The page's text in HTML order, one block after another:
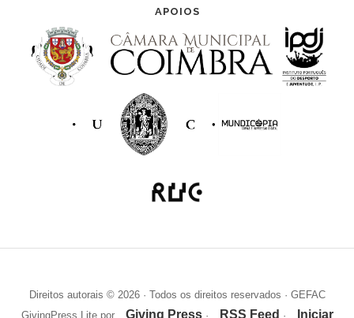
APOIOS
Direitos autorais © 2026 · Todos os direitos reservados · GEFAC
GivingPress Lite por
Giving Press· RSS Feed · Iniciar